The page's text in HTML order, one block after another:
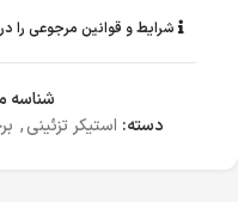
شرایط و قوانین مرجوعی را در
دسته: استیکر تزئینی,